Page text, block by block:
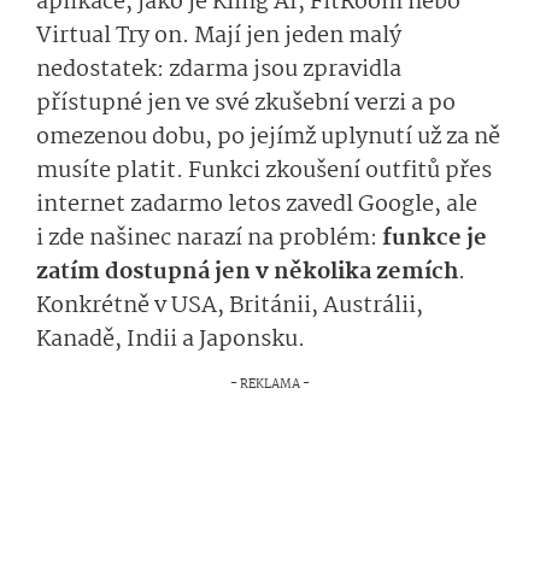
Virtual Try on. Mají jen jeden malý
nedostatek: zdarma jsou zpravidla
přístupné jen ve své zkušební verzi a po
omezenou dobu, po jejímž uplynutí už za ně
musíte platit. Funkci zkoušení outfitů přes
internet zadarmo letos zavedl Google, ale
i zde našinec narazí na problém: funkce je
zatím dostupná jen v několika zemích.
Konkrétně v USA, Británii, Austrálii,
Kanadě, Indii a Japonsku.